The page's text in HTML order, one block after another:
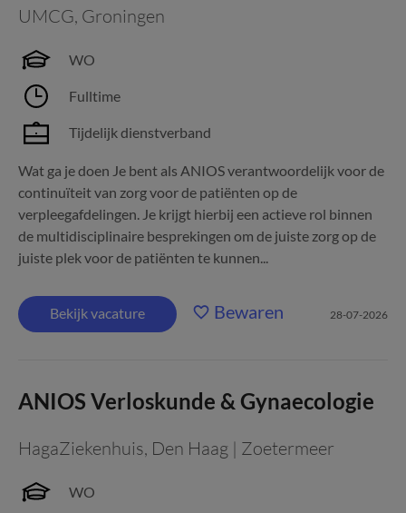
UMCG, Groningen
WO
Fulltime
Tijdelijk dienstverband
Wat ga je doen Je bent als ANIOS verantwoordelijk voor de
continuïteit van zorg voor de patiënten op de
verpleegafdelingen. Je krijgt hierbij een actieve rol binnen
de multidisciplinaire besprekingen om de juiste zorg op de
juiste plek voor de patiënten te kunnen...
Bekijk vacature Bewaren 28-07-2026
ANIOS Verloskunde & Gynaecologie
HagaZiekenhuis, Den Haag | Zoetermeer
WO